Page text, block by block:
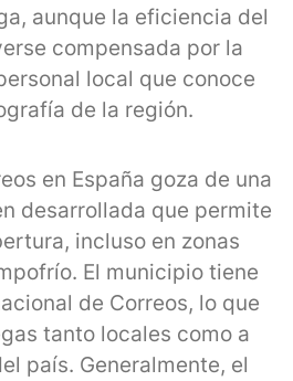
aunque la eficiencia del
compensada por la
local que conoce
de la región.
en España goza de una
desarrollada que permite
incluso en zonas
El municipio tiene
de Correos, lo que
tanto locales como a
país. Generalmente, el